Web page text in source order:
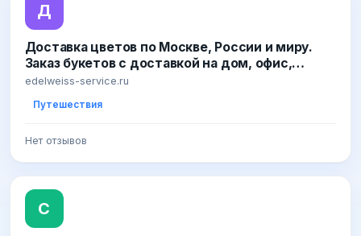
Д
Доставка цветов по Москве, России и миру.
Заказ букетов с доставкой на дом, офис,
отель. Международная служба доставки
edelweiss-service.ru
Путешествия
Нет отзывов
С